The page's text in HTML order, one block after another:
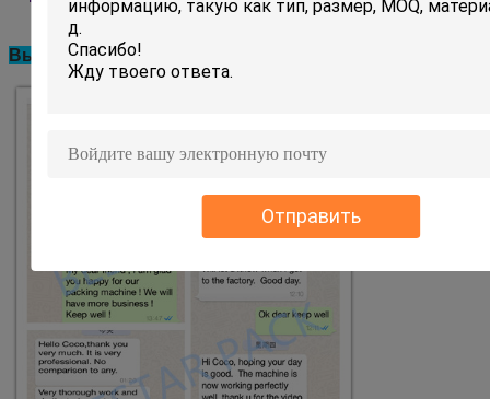
Отправить
Высокая оценка клиентов Bestar: